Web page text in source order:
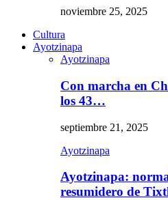
noviembre 25, 2025
Cultura
Ayotzinapa
Ayotzinapa
Con marcha en
los 43…
septiembre 21, 2025
Ayotzinapa
Ayotzinapa:
resumidero de